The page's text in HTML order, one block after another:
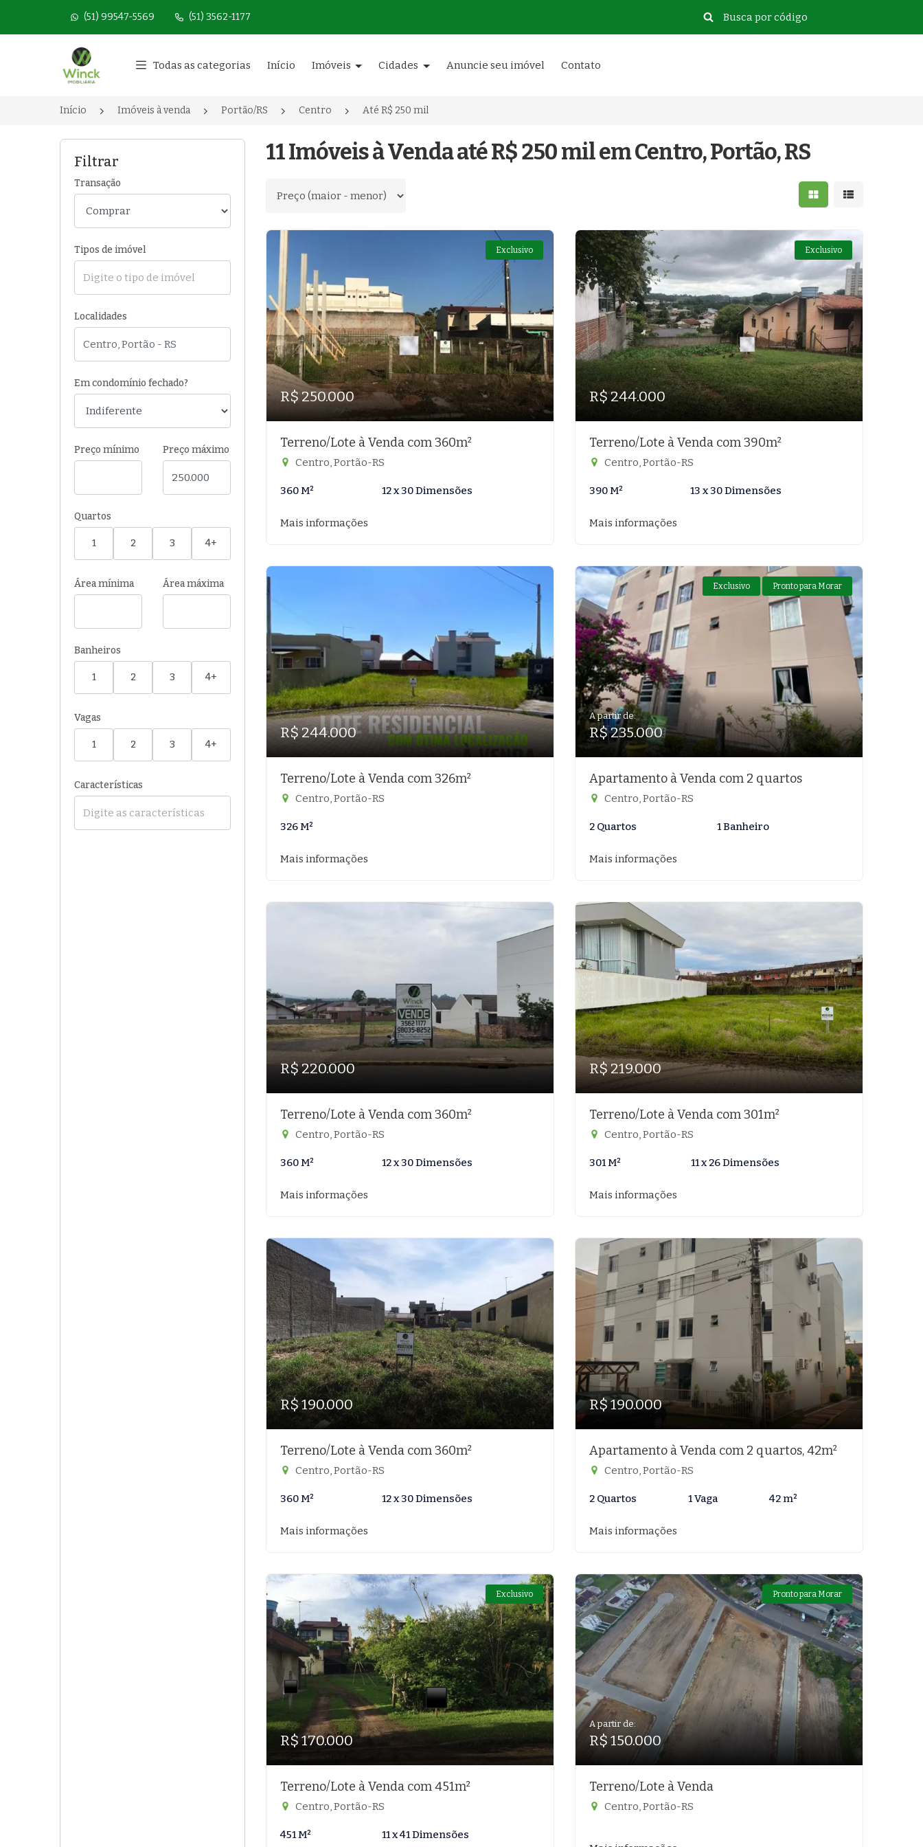
(51) 99547-5569 (51) 3562-1177
Página inicial
Todas as categorias Início Imóveis Cidades Anuncie seu imóvel Contato
Início Imóveis à venda Portão/RS Centro Até R$ 250 mil
Filtrar
Transação
Tipos de imóvel
Localidades
Em condomínio fechado?
Preço mínimo Preço máximo
Quartos
1 2 3 4+
Área mínima Área máxima
Banheiros
1 2 3 4+
Vagas
1 2 3 4+
Características
11 Imóveis à Venda até R$ 250 mil em Centro, Portão, RS
Ordenar por Mostrar resultados
Mostrar
Exclusivo
R$ 250.000
Terreno/Lote à Venda com 360m²
Centro, Portão-RS
360 M² 12 x 30 Dimensões
Mais informações
Exclusivo
R$ 244.000
Terreno/Lote à Venda com 390m²
Centro, Portão-RS
390 M² 13 x 30 Dimensões
Mais informações
R$ 244.000
Terreno/Lote à Venda com 326m²
Centro, Portão-RS
326 M²
Mais informações
Exclusivo Pronto para Morar
A partir de:
R$ 235.000
Apartamento à Venda com 2 quartos
Centro, Portão-RS
2 Quartos 1 Banheiro
Mais informações
R$ 220.000
Terreno/Lote à Venda com 360m²
Centro, Portão-RS
360 M² 12 x 30 Dimensões
Mais informações
R$ 219.000
Terreno/Lote à Venda com 301m²
Centro, Portão-RS
301 M² 11 x 26 Dimensões
Mais informações
R$ 190.000
Terreno/Lote à Venda com 360m²
Centro, Portão-RS
360 M² 12 x 30 Dimensões
Mais informações
R$ 190.000
Apartamento à Venda com 2 quartos, 42m²
Centro, Portão-RS
2 Quartos 1 Vaga 42 m²
Mais informações
Exclusivo
R$ 170.000
Terreno/Lote à Venda com 451m²
Centro, Portão-RS
451 M² 11 x 41 Dimensões
Pronto para Morar
A partir de:
R$ 150.000
Terreno/Lote à Venda
Centro, Portão-RS